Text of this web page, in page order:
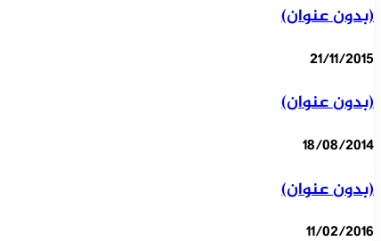
(بدون عنوان)
21/11/2015
(بدون عنوان)
18/08/2014
(بدون عنوان)
11/02/2016